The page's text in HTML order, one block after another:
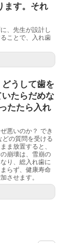
ます。それ
、先生が設計し
ことで、入れ歯
うして歯を
たらだめな
たたら入れ
悪いのか？ でき
の質問を受ける
ま放置すると、
崩壊は、雪崩の
り、総入れ歯に
らず、健康寿命
させます。